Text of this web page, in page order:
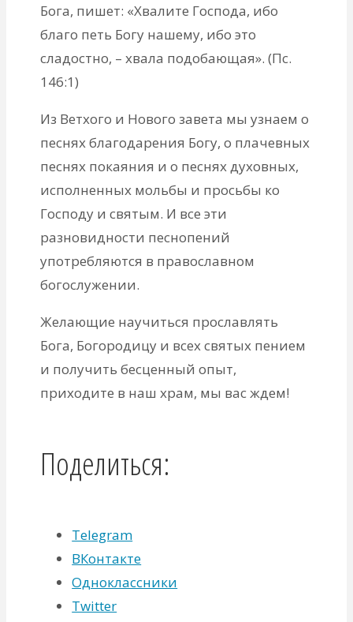
Бога, пишет: «Хвалите Господа, ибо
благо петь Богу нашему, ибо это
сладостно, – хвала подобающая». (Пс.
146:1)
Из Ветхого и Нового завета мы узнаем о
песнях благодарения Богу, о плачевных
песнях покаяния и о песнях духовных,
исполненных мольбы и просьбы ко
Господу и святым. И все эти
разновидности песнопений
употребляются в православном
богослужении.
Желающие научиться прославлять
Бога, Богородицу и всех святых пением
и получить бесценный опыт,
приходите в наш храм, мы вас ждем!
Поделиться:
Telegram
ВКонтакте
Одноклассники
Twitter